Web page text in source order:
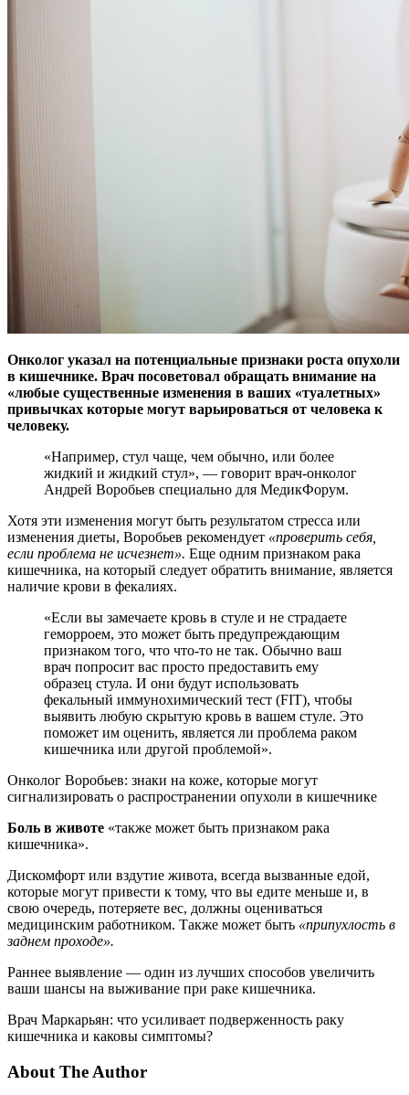
Онколог указал на потенциальные признаки роста опухоли
в кишечнике. Врач посоветовал обращать внимание на
«любые существенные изменения в ваших «туалетных»
привычках которые могут варьироваться от человека к
человеку.
«Например, стул чаще, чем обычно, или более
жидкий и жидкий стул», — говорит врач-онколог
Андрей Воробьев специально для МедикФорум.
Хотя эти изменения могут быть результатом стресса или
изменения диеты, Воробьев рекомендует «проверить себя,
если проблема не исчезнет». Еще одним признаком рака
кишечника, на который следует обратить внимание, является
наличие крови в фекалиях.
«Если вы замечаете кровь в стуле и не страдаете
геморроем, это может быть предупреждающим
признаком того, что что-то не так. Обычно ваш
врач попросит вас просто предоставить ему
образец стула. И они будут использовать
фекальный иммунохимический тест (FIT), чтобы
выявить любую скрытую кровь в вашем стуле. Это
поможет им оценить, является ли проблема раком
кишечника или другой проблемой».
Онколог Воробьев: знаки на коже, которые могут
сигнализировать о распространении опухоли в кишечнике
Боль в животе «также может быть признаком рака
кишечника».
Дискомфорт или вздутие живота, всегда вызванные едой,
которые могут привести к тому, что вы едите меньше и, в
свою очередь, потеряете вес, должны оцениваться
медицинским работником. Также может быть «припухлость в
заднем проходе».
Раннее выявление — один из лучших способов увеличить
ваши шансы на выживание при раке кишечника.
Врач Маркарьян: что усиливает подверженность раку
кишечника и каковы симптомы?
About The Author